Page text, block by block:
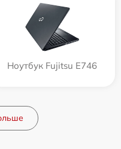
Ноутбук Fujitsu E746